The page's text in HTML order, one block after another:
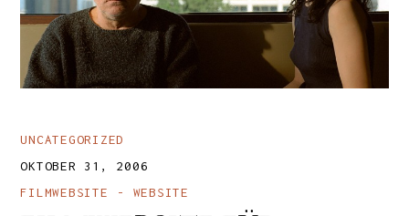
UNCATEGORIZED
OKTOBER 31, 2006
FILMWEBSITE
WEBSITE